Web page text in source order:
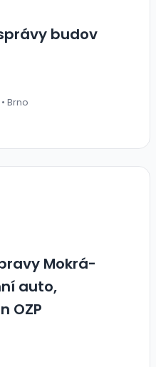
budov
Brno
Mokrá-
auto,
OZP